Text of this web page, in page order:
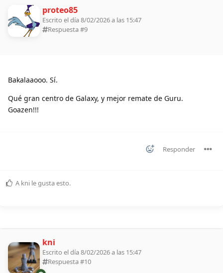
proteo85
Escrito el día 8/02/2026 a las 15:47
Respuesta #9
Bakalaaooo. Sí.
Qué gran centro de Galaxy, y mejor remate de Guru.
Goazen!!!
Responder
A kni le gusta esto.
kni
Escrito el día 8/02/2026 a las 15:47
Respuesta #10